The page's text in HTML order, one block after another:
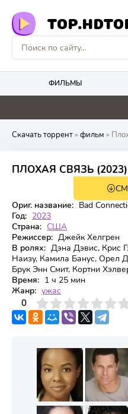
ФИЛЬМЫ
0 0
Скачать торрент» фильм »
ПЛОХАЯ СВЯЗЬ 4.2
Ориг. название: Bad
Год: 2023
Страна: США
Режиссер: Джейк Хелгрен
В ролях: Дэна Дэвис, Крис
Наизу, Камила Банус,
Брук Энн Смит, Кортни
Время: 1 ч 25 мин
Жанр: ужас
0
4 6 7 8 9 10